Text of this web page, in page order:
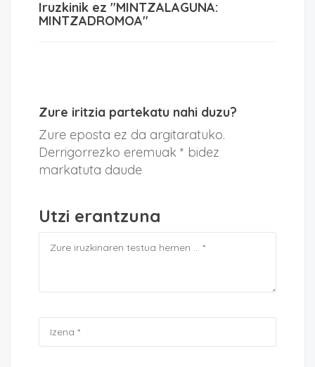
Iruzkinik ez "MINTZALAGUNA:
MINTZADROMOA"
Zure iritzia partekatu nahi duzu?
Zure eposta ez da argitaratuko.
Derrigorrezko eremuak * bidez
markatuta daude
Utzi erantzuna